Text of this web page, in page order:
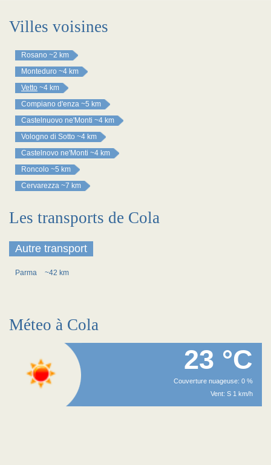
Villes voisines
Rosano ~2 km
Monteduro ~4 km
Vetto ~4 km
Compiano d'enza ~5 km
Castelnuovo ne'Monti ~4 km
Vologno di Sotto ~4 km
Castelnovo ne'Monti ~4 km
Roncolo ~5 km
Cervarezza ~7 km
Les transports de Cola
Autre transport
Parma ~42 km
Méteo à Cola
23 °C
Couverture nuageuse: 0 %
Vent: S 1 km/h